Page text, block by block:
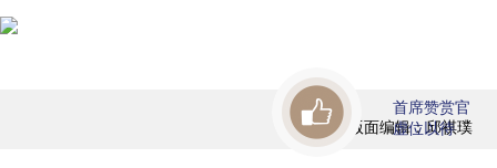
版面编辑：邱祺璞
首席赞赏官
虚位以待